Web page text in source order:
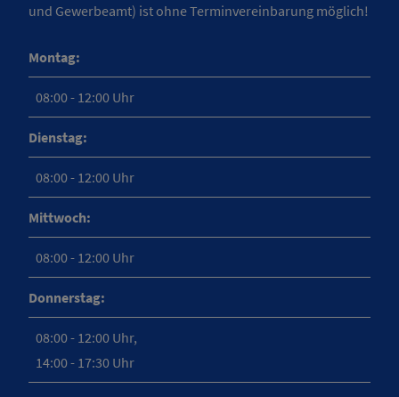
und Gewerbeamt) ist ohne Terminvereinbarung möglich!
Montag:
08:00 - 12:00 Uhr
Dienstag:
08:00 - 12:00 Uhr
Mittwoch:
08:00 - 12:00 Uhr
Donnerstag:
08:00 - 12:00 Uhr,
14:00 - 17:30 Uhr